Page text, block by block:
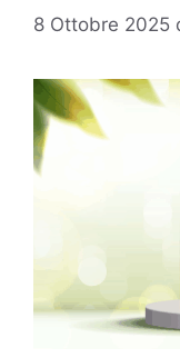
8 Ottobre 2025